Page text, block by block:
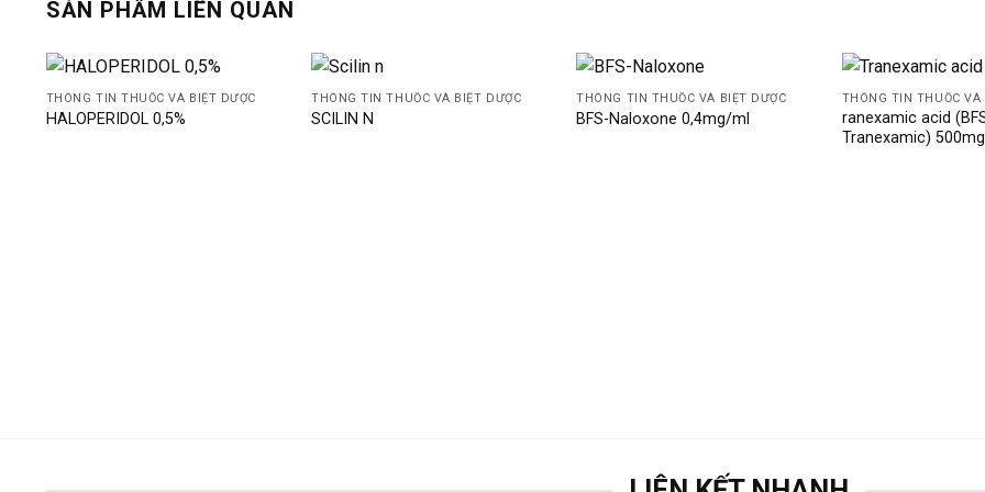
SẢN PHẨM LIÊN QUAN
THÔNG TIN THUỐC VÀ BIỆT DƯỢC
HALOPERIDOL 0,5%
THÔNG TIN THUỐC VÀ BIỆT DƯỢC
SCILIN N
THÔNG TIN THUỐC VÀ BIỆT DƯỢC
BFS-Naloxone 0,4mg/ml
THÔNG TIN THUỐC VÀ
ranexamic acid
Tranexamic)